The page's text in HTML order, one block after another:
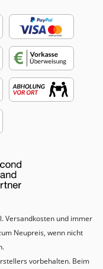
Versandkosten und immer
Neupreis, wenn nicht
vorbehalten. Beim